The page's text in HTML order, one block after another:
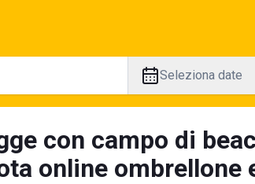
Seleziona date
con campo di
online ombrellone